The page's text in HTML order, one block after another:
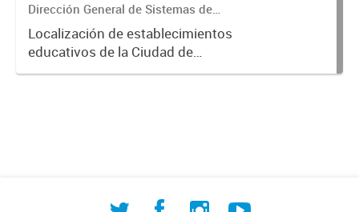
Dirección General de Sistemas de
Información Geográfica
Localización de establecimientos
educativos de la Ciudad de
Corrientes